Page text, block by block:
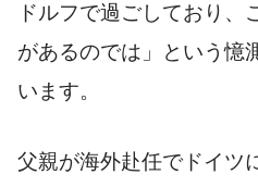
ドルフで過ごしており、
があるのでは」という憶
います。
父親が海外赴任でドイツ